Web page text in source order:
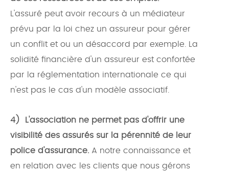
L'assuré peut avoir recours à un médiateur
prévu par la loi chez un assureur pour gérer
un conflit et ou un désaccord par exemple. La
solidité financière d'un assureur est confortée
par la réglementation internationale ce qui
n'est pas le cas d'un modèle associatif.
4)
L'association ne permet pas d'offrir une
visibilité des assurés sur la pérennité de leur
police d'assurance. A notre connaissance et
en relation avec les clients que nous gérons